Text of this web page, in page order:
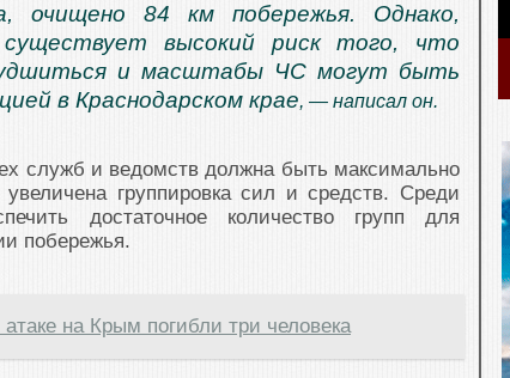
очищено 84 км побережья. Однако,
существует высокий риск того, что
и масштабы ЧС могут быть
в Краснодарском крае, — написал он.
служб и ведомств должна быть максимально
группировка сил и средств. Среди
достаточное количество групп для
побережья.
на Крым погибли три человека